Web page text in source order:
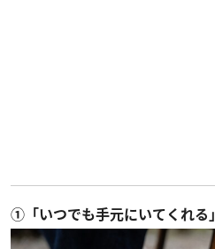
①「いつでも手元にいてくれる